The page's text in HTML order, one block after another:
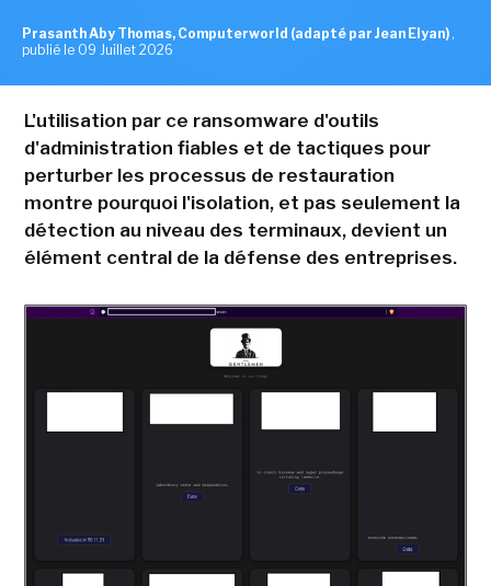
Prasanth Aby Thomas, Computerworld (adapté par Jean Elyan) ,
publié le 09 Juillet 2026
L'utilisation par ce ransomware d'outils
d'administration fiables et de tactiques pour
perturber les processus de restauration
montre pourquoi l'isolation, et pas seulement la
détection au niveau des terminaux, devient un
élément central de la défense des entreprises.